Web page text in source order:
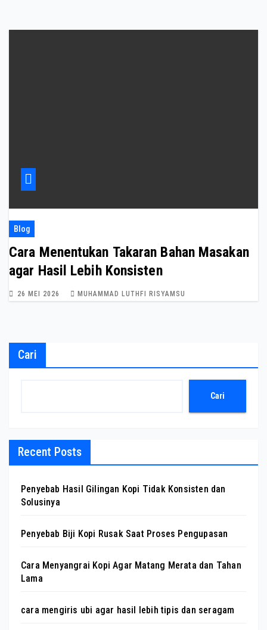
Blog
Cara Menentukan Takaran Bahan Masakan
agar Hasil Lebih Konsisten
26 MEI 2026 MUHAMMAD LUTHFI RISYAMSU
Cari
Cari
Recent Posts
Penyebab Hasil Gilingan Kopi Tidak Konsisten dan
Solusinya
Penyebab Biji Kopi Rusak Saat Proses Pengupasan
Cara Menyangrai Kopi Agar Matang Merata dan Tahan
Lama
cara mengiris ubi agar hasil lebih tipis dan seragam